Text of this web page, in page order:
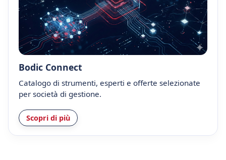
Bodic Connect
Catalogo di strumenti, esperti e offerte selezionate
per società di gestione.
Scopri di più